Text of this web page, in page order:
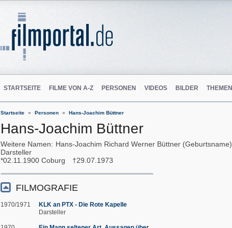
STARTSEITE FILME VON A-Z PERSONEN VIDEOS BILDER THEMEN
Startseite Personen Hans-Joachim Büttner
Hans-Joachim Büttner
Weitere Namen
Hans-Joachim Richard Werner Büttner (Geburtsname)
Darsteller
02.11.1900 Coburg 29.07.1973
FILMOGRAFIE
1970/1971
KLK an PTX - Die Rote Kapelle
Darsteller